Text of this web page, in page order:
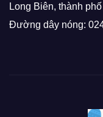
Long Biên, thành
Đường dây nóng: